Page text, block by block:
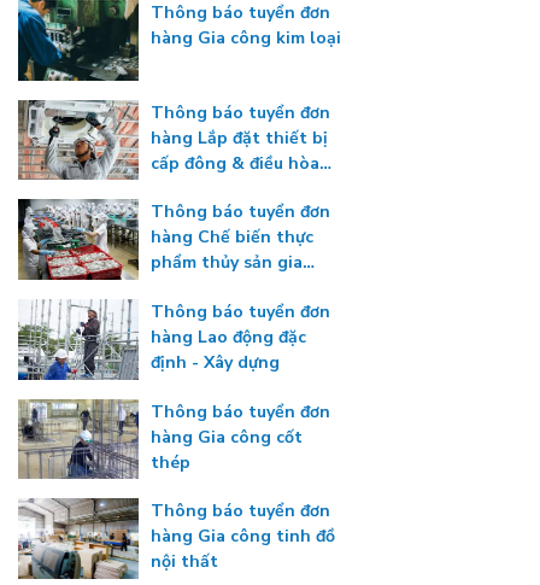
Thông báo tuyển đơn
hàng Gia công kim loại
Thông báo tuyển đơn
hàng Lắp đặt thiết bị
cấp đông & điều hòa
Thông báo tuyển đơn
hàng Chế biến thực
phẩm thủy sản gia
Thông báo tuyển đơn
hàng Lao động đặc
định - Xây dựng
Thông báo tuyển đơn
hàng Gia công cốt
thép
Thông báo tuyển đơn
hàng Gia công tinh đồ
nội thất